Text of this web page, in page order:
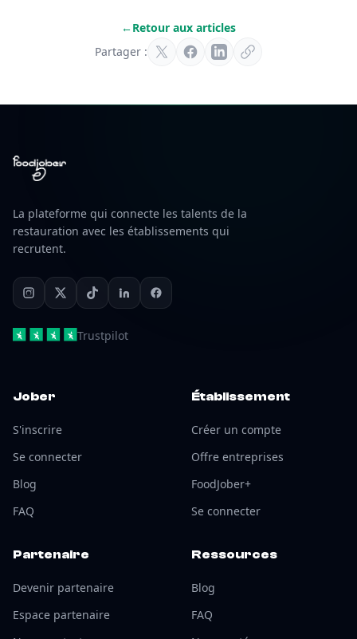
←Retour aux articles
Partager :
La plateforme qui connecte les talents de la
restauration avec les établissements qui
recrutent.
Trustpilot
Jober
S'inscrire
Se connecter
Blog
FAQ
Établissement
Créer un compte
Offre entreprises
FoodJober+
Se connecter
Partenaire
Devenir partenaire
Espace partenaire
Ressources
Blog
FAQ